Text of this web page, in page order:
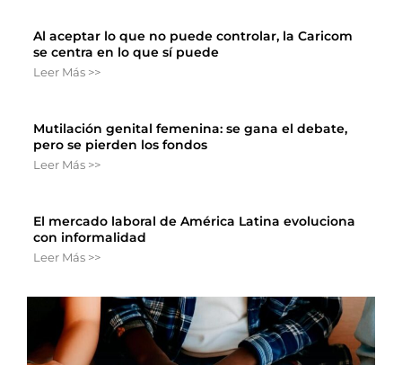
Al aceptar lo que no puede controlar, la Caricom
se centra en lo que sí puede
Leer Más >>
Mutilación genital femenina: se gana el debate,
pero se pierden los fondos
Leer Más >>
El mercado laboral de América Latina evoluciona
con informalidad
Leer Más >>